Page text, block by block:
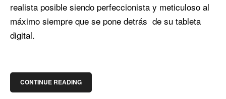
realista posible siendo perfeccionista y meticuloso al
máximo siempre que se pone detrás de su tableta
digital.
CONTINUE READING